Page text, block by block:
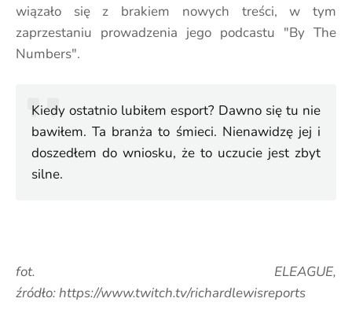
wiązało się z brakiem nowych treści, w tym
zaprzestaniu prowadzenia jego podcastu "By The
Numbers".
Kiedy ostatnio lubiłem esport? Dawno się tu nie
bawiłem. Ta branża to śmieci. Nienawidzę jej i
doszedłem do wniosku, że to uczucie jest zbyt
silne.
fot. ELEAGUE,
źródło: https://www.twitch.tv/richardlewisreports